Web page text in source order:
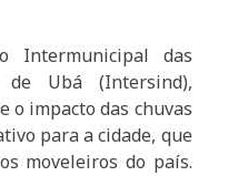
Intermunicipal das
Ubá (Intersind),
o impacto das chuvas
para a cidade, que
moveleiros do país.